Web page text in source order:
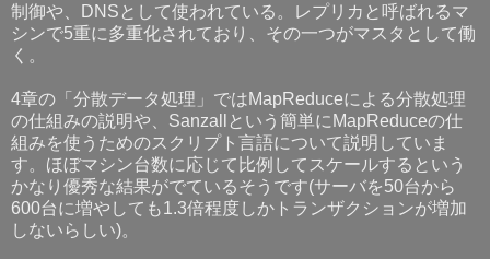
制御や、DNSとして使われている。レプリカと呼ばれるマ
シンで5重に多重化されており、その一つがマスタとして働
く。
4章の「分散データ処理」ではMapReduceによる分散処理
の仕組みの説明や、Sanzallという簡単にMapReduceの仕
組みを使うためのスクリプト言語について説明していま
す。ほぼマシン台数に応じて比例してスケールするという
かなり優秀な結果がでているそうです(サーバを50台から
600台に増やしても1.3倍程度しかトランザクションが増加
しないらしい)。